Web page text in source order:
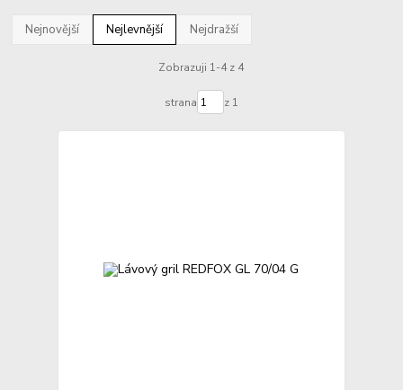
Nejnovější Nejlevnější Nejdražší
Zobrazuji 1-4 z 4
strana z 1